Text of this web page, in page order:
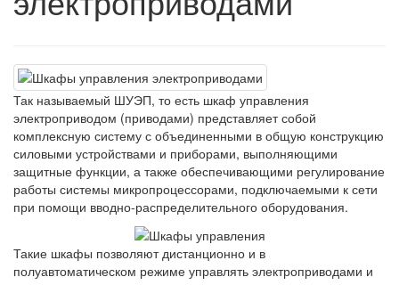
Так называемый ШУЭП, то есть шкаф управления
электроприводом (приводами) представляет собой
комплексную систему с объединенными в общую конструкцию
силовыми устройствами и приборами, выполняющими
защитные функции, а также обеспечивающими регулирование
работы системы микропроцессорами, подключаемыми к сети
при помощи вводно-распределительного оборудования.
Такие шкафы позволяют дистанционно и в
полуавтоматическом режиме управлять электроприводами и